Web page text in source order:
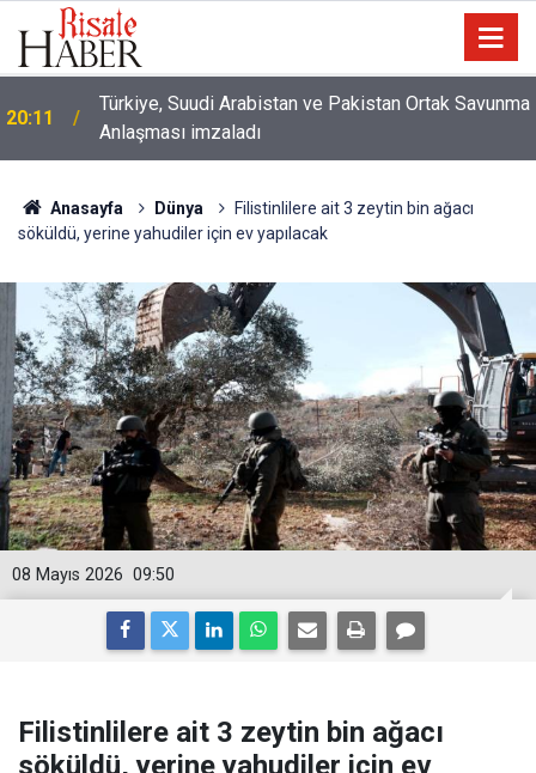
20:11
Türkiye, Suudi Arabistan ve Pakistan Ortak Savunma
Anlaşması imzaladı
Anasayfa Dünya
Filistinlilere ait 3 zeytin bin ağacı
söküldü, yerine yahudiler için ev yapılacak
09:50
08 Mayıs 2026
Filistinlilere ait 3 zeytin bin ağacı
söküldü, yerine yahudiler için ev